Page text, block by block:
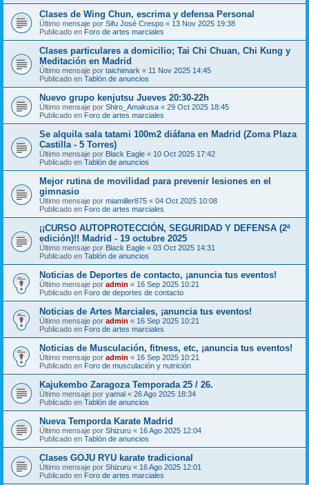
Clases de Wing Chun, escrima y defensa Personal
Último mensaje por Sifu José Crespo « 13 Nov 2025 19:38
Publicado en Foro de artes marciales
Clases particulares a domicilio; Tai Chi Chuan, Chi Kung y
Meditación en Madrid
Último mensaje por taichimark « 11 Nov 2025 14:45
Publicado en Tablón de anuncios
Nuevo grupo kenjutsu Jueves 20:30-22h
Último mensaje por Shiro_Amakusa « 29 Oct 2025 18:45
Publicado en Foro de artes marciales
Se alquila sala tatami 100m2 diáfana en Madrid (Zoma Plaza
Castilla - 5 Torres)
Último mensaje por Black Eagle « 10 Oct 2025 17:42
Publicado en Tablón de anuncios
Mejor rutina de movilidad para prevenir lesiones en el
gimnasio
Último mensaje por miamiller875 « 04 Oct 2025 10:08
Publicado en Foro de artes marciales
¡¡CURSO AUTOPROTECCIÓN, SEGURIDAD Y DEFENSA (2ª
edición)!! Madrid - 19 octubre 2025
Último mensaje por Black Eagle « 03 Oct 2025 14:31
Publicado en Tablón de anuncios
Noticias de Deportes de contacto, ¡anuncia tus eventos!
Último mensaje por admin « 16 Sep 2025 10:21
Publicado en Foro de deportes de contacto
Noticias de Artes Marciales, ¡anuncia tus eventos!
Último mensaje por admin « 16 Sep 2025 10:21
Publicado en Foro de artes marciales
Noticias de Musculación, fitness, etc, ¡anuncia tus eventos!
Último mensaje por admin « 16 Sep 2025 10:21
Publicado en Foro de musculación y nutrición
Kajukembo Zaragoza Temporada 25 / 26.
Último mensaje por yamal « 26 Ago 2025 18:34
Publicado en Tablón de anuncios
Nueva Temporda Karate Madrid
Último mensaje por Shizuru « 16 Ago 2025 12:04
Publicado en Tablón de anuncios
Clases GOJU RYU karate tradicional
Último mensaje por Shizuru « 16 Ago 2025 12:01
Publicado en Foro de artes marciales